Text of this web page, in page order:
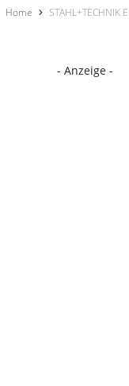
Home STAHL+TECHNIK
- Anzeige -